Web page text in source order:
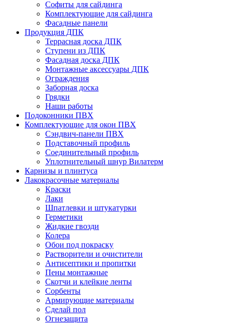
Софиты для сайдинга
Комплектующие для сайдинга
Фасадные панели
Продукция ДПК
Террасная доска ДПК
Ступени из ДПК
Фасадная доска ДПК
Монтажные аксессуары ДПК
Ограждения
Заборная доска
Грядки
Наши работы
Подоконники ПВХ
Комплектующие для окон ПВХ
Сэндвич-панели ПВХ
Подставочный профиль
Соединительный профиль
Уплотнительный шнур Вилатерм
Карнизы и плинтуса
Лакокрасочные материалы
Краски
Лаки
Шпатлевки и штукатурки
Герметики
Жидкие гвозди
Колера
Обои под покраску
Растворители и очистители
Антисептики и пропитки
Пены монтажные
Скотчи и клейкие ленты
Сорбенты
Армирующие материалы
Сделай пол
Огнезащита